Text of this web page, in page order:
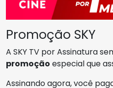
Promoção SKY
A SKY TV por Assinatura
promoção especial que
Assinando agora, você